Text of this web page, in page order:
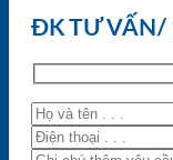
ĐK TƯ VẤN/